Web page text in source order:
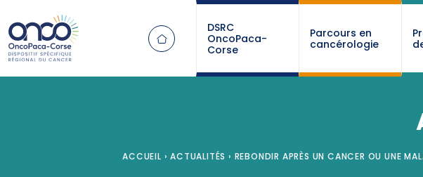
DSRC
OncoPaca-
Corse
Parcours en
cancérologie
ACCUEIL › ACTUALITÉS › REBONDIR APRÈS UN CANCER OU UNE